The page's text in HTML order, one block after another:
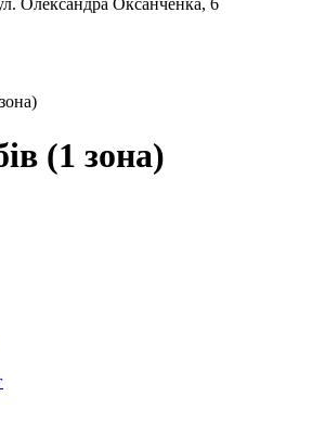
Олександра Оксанченка, 6
(1 зона)